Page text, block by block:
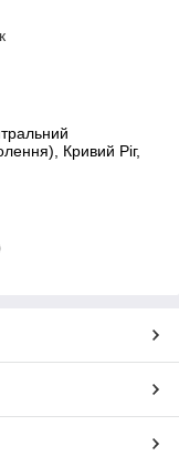
Кривий Ріг,